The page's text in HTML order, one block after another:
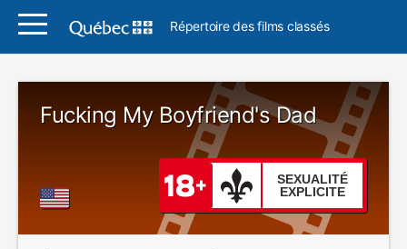
Répertoire des films classés
Fucking My Boyfriend's Dad
SEXUALITÉ
EXPLICITE